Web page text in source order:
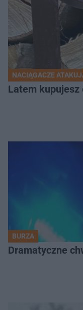
NACIĄGACZE
Latem kupujesz
BURZA
Dramatyczne